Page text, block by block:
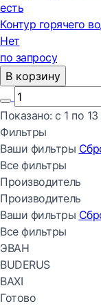
есть
Контур горячего
Нет
по запросу
В корзину
Показано: с 1 по 13
Фильтры
Ваши фильтры
Все фильтры
Производитель
Производитель
Ваши фильтры
Все фильтры
ЭВАН
BUDERUS
BAXI
Готово